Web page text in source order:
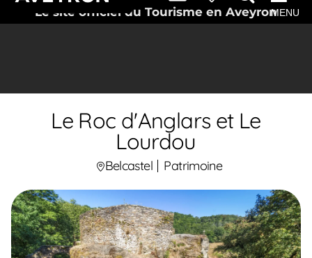
Le site officiel du Tourisme en AveyronMENU
Le Roc d'Anglars et Le
Lourdou
Belcastel Patrimoine